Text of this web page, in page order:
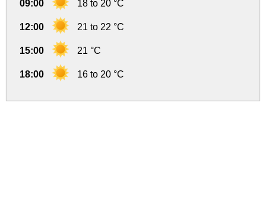
09:00 18 to 20 °C
12:00 21 to 22 °C
15:00 21 °C
18:00 16 to 20 °C